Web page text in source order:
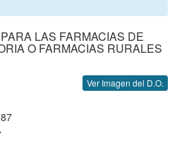
LAS FARMACIAS DE
O FARMACIAS RURALES
Ver Imagen del D.O.